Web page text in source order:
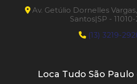
Av. Getúlio Dornelles
Santos|SP -
(13) 3219-
Loca Tudo São Paulo